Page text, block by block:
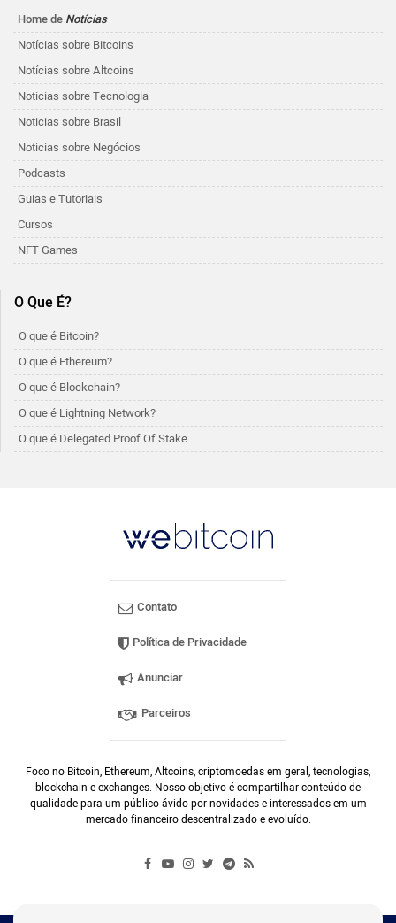
Home de Notícias
Notícias sobre Bitcoins
Notícias sobre Altcoins
Noticias sobre Tecnologia
Noticias sobre Brasil
Noticias sobre Negócios
Podcasts
Guias e Tutoriais
Cursos
NFT Games
O Que É?
O que é Bitcoin?
O que é Ethereum?
O que é Blockchain?
O que é Lightning Network?
O que é Delegated Proof Of Stake
Contato
Política de Privacidade
Anunciar
Parceiros
Foco no Bitcoin, Ethereum, Altcoins, criptomoedas em geral, tecnologias,
blockchain e exchanges. Nosso objetivo é compartilhar conteúdo de
qualidade para um público ávido por novidades e interessados em um
mercado financeiro descentralizado e evoluído.